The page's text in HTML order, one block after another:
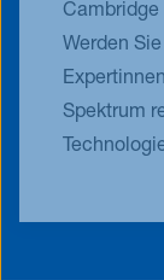
Cambridge
Werden
Spektrum